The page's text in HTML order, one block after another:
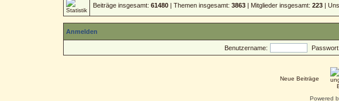
Beiträge insgesamt: 61480| Themen insgesamt: 3863| Mitglieder insgesamt: 223|
Anmelden
Benutzername: Passwort:
Neue Beiträge
Powered